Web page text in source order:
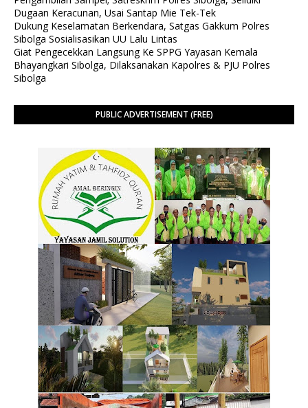
Dugaan Keracunan, Usai Santap Mie Tek-Tek
Dukung Keselamatan Berkendara, Satgas Gakkum Polres
Sibolga Sosialisasikan UU Lalu Lintas
Giat Pengecekkan Langsung Ke SPPG Yayasan Kemala
Bhayangkari Sibolga, Dilaksanakan Kapolres & PJU Polres
Sibolga
PUBLIC ADVERTISEMENT (FREE)